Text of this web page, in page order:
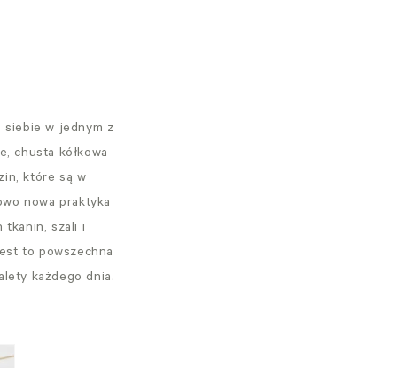
siebie w jednym z
chusta kółkowa
które są w
nowa praktyka
tkanin, szali i
to powszechna
każdego dnia.